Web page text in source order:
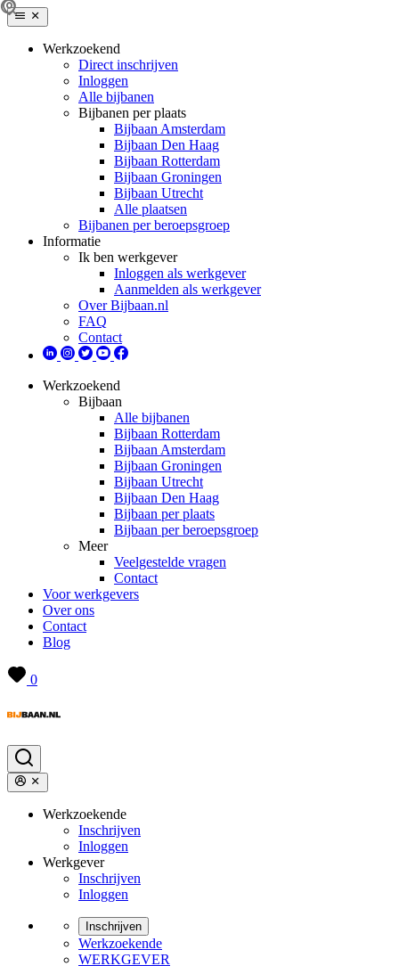
Werkzoekend
Direct inschrijven
Inloggen
Alle bijbanen
Bijbanen per plaats
Bijbaan Amsterdam
Bijbaan Den Haag
Bijbaan Rotterdam
Bijbaan Groningen
Bijbaan Utrecht
Alle plaatsen
Bijbanen per beroepsgroep
Informatie
Ik ben werkgever
Inloggen als werkgever
Aanmelden als werkgever
Over Bijbaan.nl
FAQ
Contact
Werkzoekend
Bijbaan
Alle bijbanen
Bijbaan Rotterdam
Bijbaan Amsterdam
Bijbaan Groningen
Bijbaan Utrecht
Bijbaan Den Haag
Bijbaan per plaats
Bijbaan per beroepsgroep
Meer
Veelgestelde vragen
Contact
Voor werkgevers
Over ons
Contact
Blog
0
Werkzoekende
Inschrijven
Inloggen
Werkgever
Inschrijven
Inloggen
Inschrijven
Werkzoekende
WERKGEVER